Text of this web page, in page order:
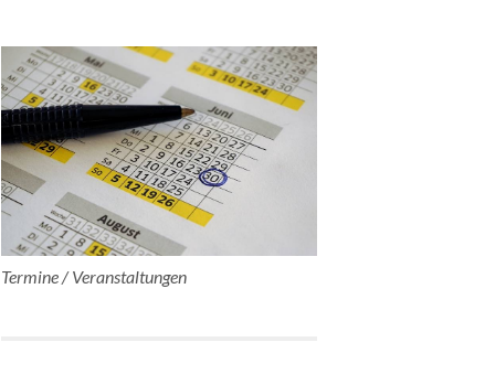
Termine / Veranstaltungen